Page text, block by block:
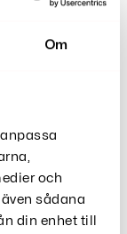
Om
och
sådana
din enhet till
Med Vår
Den Bärbara
Upp Till
Repor